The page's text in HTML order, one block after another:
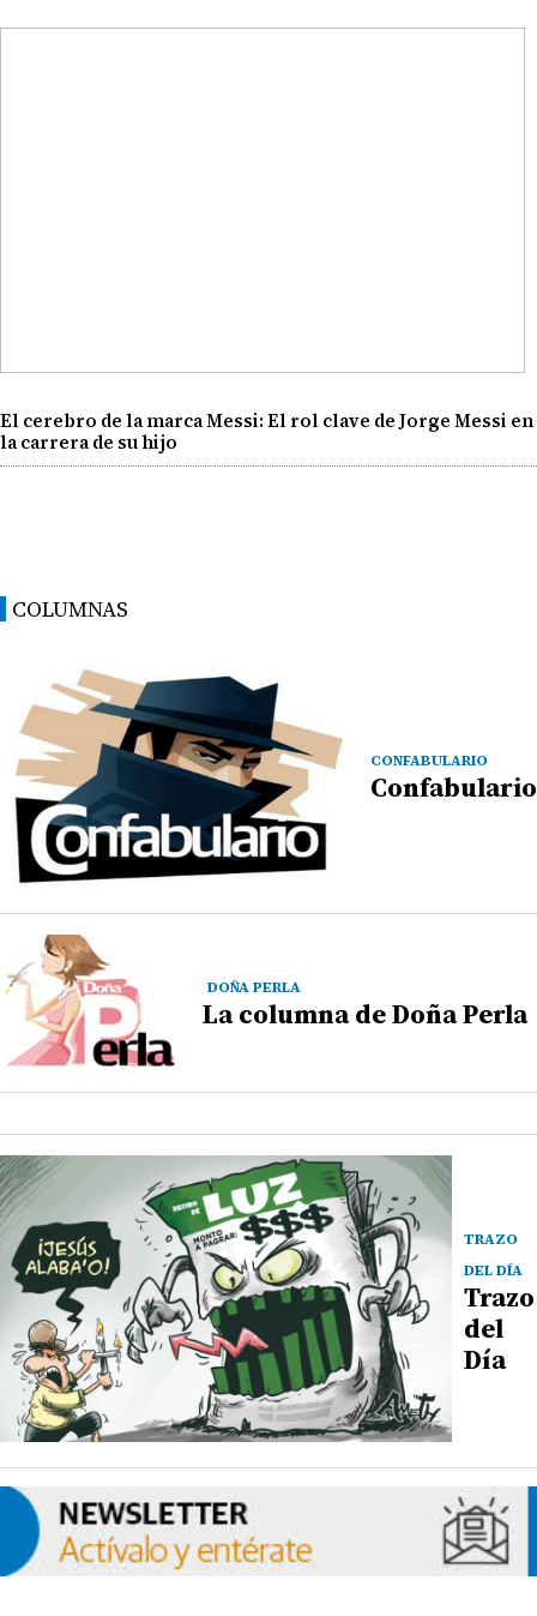
El cerebro de la marca Messi: El rol clave de Jorge Messi en
la carrera de su hijo
COLUMNAS
CONFABULARIO
Confabulario
DOÑA PERLA
La columna de Doña Perla
TRAZO
DEL DÍA
Trazo
del
Día